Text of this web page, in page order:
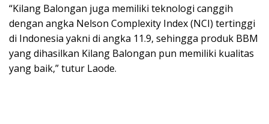
“Kilang Balongan juga memiliki teknologi canggih
dengan angka Nelson Complexity Index (NCI) tertinggi
di Indonesia yakni di angka 11.9, sehingga produk BBM
yang dihasilkan Kilang Balongan pun memiliki kualitas
yang baik,” tutur Laode.